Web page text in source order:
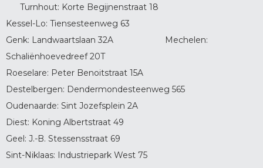
Turnhout: Korte Begijnenstraat 18
Kessel-Lo: Tiensesteenweg 63
Genk: Landwaartslaan 32A Mechelen:
Schaliënhoevedreef 20T
Roeselare: Peter Benoitstraat 15A
Destelbergen: Dendermondesteenweg 565
Oudenaarde: Sint Jozefsplein 2A
Diest: Koning Albertstraat 49
Geel: J.-B. Stessensstraat 69
Sint-Niklaas: Industriepark West 75